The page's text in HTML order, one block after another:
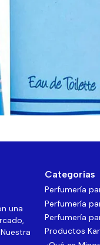
una
Categorías
Perfumería
Perfumería
Perfumería
Productos